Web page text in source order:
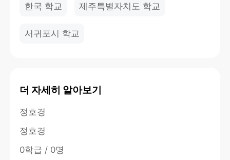
한국 학교 제주특별자치도 학교
서귀포시 학교
더 자세히 알아보기
정호경
정호경
0학급 / 0명